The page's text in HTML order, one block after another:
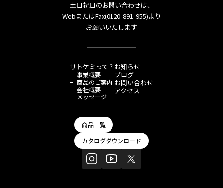
土日祝日のお問い合わせは、
WebまたはFax(0120-891-955)より
お願いいたします
サトケミって？
事業概要
商品のご案内
会社概要
メッセージ
お知らせ
ブログ
お問い合わせ
アクセス
商品一覧
カタログダウンロード